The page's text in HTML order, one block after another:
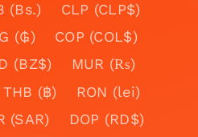
(Bs.)
CLP (CLP$)
(₲)
COP (COL$)
(BZ$)
MUR (₨)
THB (฿)
RON (lei)
(SAR)
DOP (RD$)